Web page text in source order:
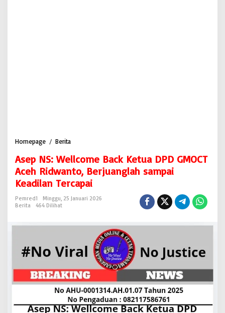
Homepage / Berita
p
N
S
:
o
m
e
B
a
c
k
Asep NS: Wellcome Back Ketua DPD GMOCT
Aceh Ridwanto, Berjuanglah sampai
Keadilan Tercapai
Pemred1
Minggu, 25 Januari 2026
Berita
464 Dilihat